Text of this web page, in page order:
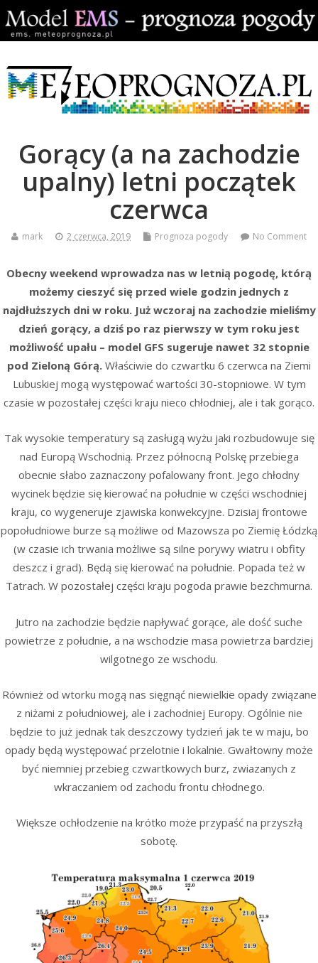
Gorący (a na zachodzie
upalny) letni początek
czerwca
mark 2 czerwca, 2019 Prognoza pogody No Comment
Obecny weekend wprowadza nas w letnią pogodę, którą
możemy cieszyć się przed wiele godzin jednych z
najdłuższych dni w roku. Już wczoraj na zachodzie mieliśmy
dzień gorący, a dziś po raz pierwszy w tym roku jest
możliwość upału – model GFS sugeruje nawet 32 stopnie
pod Zieloną Górą. Właściwie do czwartku 6 czerwca na Ziemi
Lubuskiej mogą występować wartości 30-stopniowe. W tym
czasie w pozostałej części kraju nieco chłodniej, ale i tak gorąco.
Tak wysokie temperatury są zasługą wyżu jaki rozbudowuje się
nad Europą Wschodnią. Przez północną Polskę przebiega
obecnie słabo zaznaczony pofalowany front. Jego chłodny
wycinek będzie się kierować na południe w części wschodniej
kraju, co wygeneruje zjawiska konwekcyjne. Dzisiaj frontowe
popołudniowe burze są możliwe od Mazowsza po Ziemię Łódzką
(w czasie ich trwania możliwe są silne porywy wiatru i obfity
deszcz i grad). Będą się kierować na południe. Popada też w
Tatrach. W pozostałej części kraju pogoda prawie bezchmurna.
Jutro na zachodzie będzie napływać gorące, ale dość suche
powietrze z południe, a na wschodzie masa powietrza bardziej
wilgotnego ze wschodu.
Również od wtorku mogą nas sięgnąć niewielkie opady związane
z niżami z południowej, ale i zachodniej Europy. Ogólnie nie
będzie to już jednak tak deszczowy tydzień jak te w maju, bo
opady będą występować przelotnie i lokalnie. Gwałtowny może
być niemniej przebieg czwartkowych burz, zwiazanych z
wkraczaniem od zachodu frontu chłodnego.
Większe ochłodzenie na krótko może przypaść na przyszłą
sobotę.